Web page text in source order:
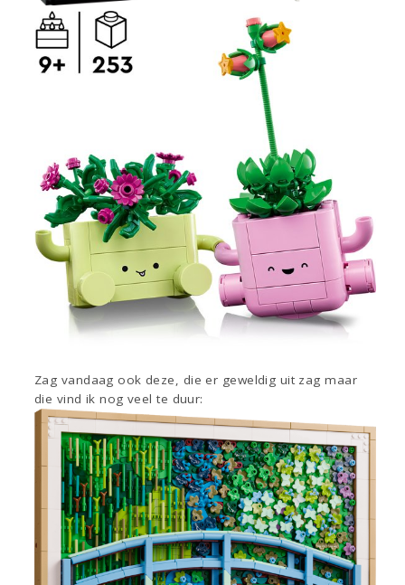
Zag vandaag ook deze, die er geweldig uit zag maar
die vind ik nog veel te duur: